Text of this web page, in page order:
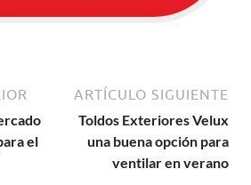
el
ARTÍCULO SIGUIENTE
Toldos Exteriores Velux
una buena opción para
ventilar en verano